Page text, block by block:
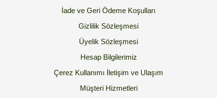
İade ve Geri Ödeme Koşulları
Gizlilik Sözleşmesi
Üyelik Sözleşmesi
Hesap Bilgilerimiz
Çerez Kullanımı İletişim ve Ulaşım
Müşteri Hizmetleri